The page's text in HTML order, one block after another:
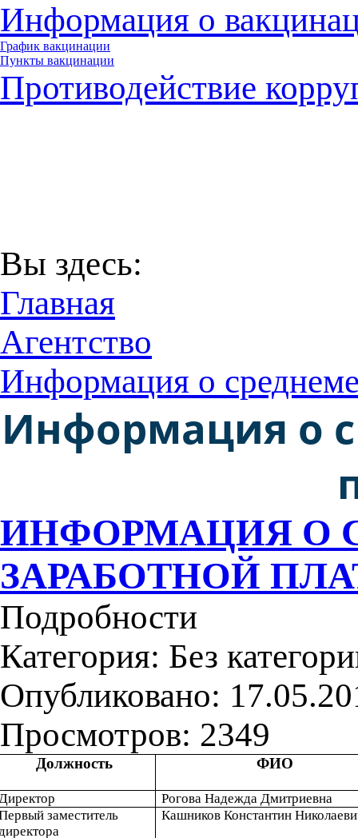
Информация о
График вакцинации
Пункты вакцинации
Противодействие
Вы здесь:
Главная
Агентство
Информация о
Информация о
ИНФОРМАЦИЯ О
ЗАРАБОТНОЙ
Подробности
Категория: Без
Опубликовано:
Просмотров: 2349
Должность ФИО
Рогова Надежда Дмитриевна
заместитель
Кашников Константин